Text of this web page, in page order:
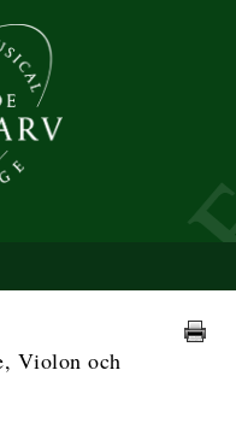
Violon och